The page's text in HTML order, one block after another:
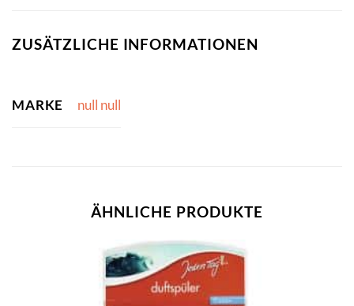
ZUSÄTZLICHE INFORMATIONEN
MARKE null null
ÄHNLICHE PRODUKTE